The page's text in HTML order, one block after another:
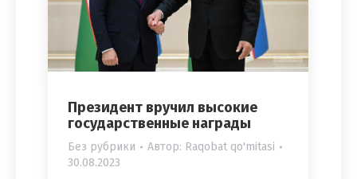
Президент вручил высокие
государственные награды
Без рубрики Автор: Raqobat qo'mitasi
30.08.2023